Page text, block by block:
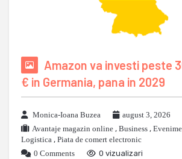
Amazon va investi peste
€ in Germania, pana in 2029
Monica-Ioana Buzea
august 3, 2026
Avantaje magazin online , Business ,
Logistica , Piata de comert electronic
0 Comments
0 vizualizari